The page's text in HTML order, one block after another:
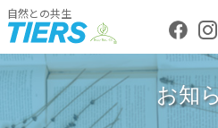
自然との共生
お知